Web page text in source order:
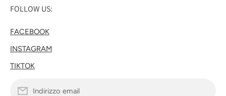
FOLLOW US:
FACEBOOK
INSTAGRAM
TIKTOK
Indirizzo email